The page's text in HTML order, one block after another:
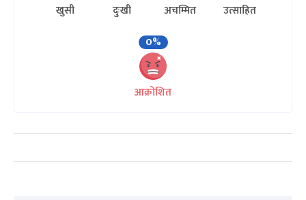
खुसी दुःखी अचम्मित
उत्साहित
0%
आक्रोशित